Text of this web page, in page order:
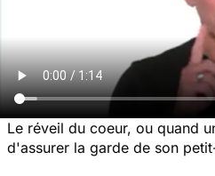
Le réveil du coeur, ou quand
d'assurer la garde de son